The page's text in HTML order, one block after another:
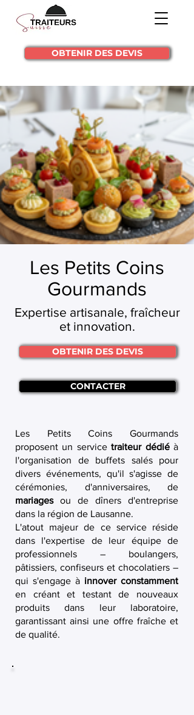
OBTENIR DES DEVIS
Les Petits Coins
Gourmands
Expertise artisanale, fraîcheur
et innovation.
OBTENIR DES DEVIS
CONTACTER
Les Petits Coins Gourmands
proposent un servicetraiteur dédiéà
l'organisation de buffets salés pour
divers événements, qu'il s'agisse de
cérémonies, d'anniversaires, de
mariagesou de dîners d'entreprise
dans la région de Lausanne.
L'atout majeur de ce service réside
dans l'expertise de leur équipe de
professionnels – boulangers,
pâtissiers, confiseurs et chocolatiers –
qui s'engage à innover constamment
en créant et testant de nouveaux
produits dans leur laboratoire,
garantissant ainsi une offre fraîche et
de qualité.